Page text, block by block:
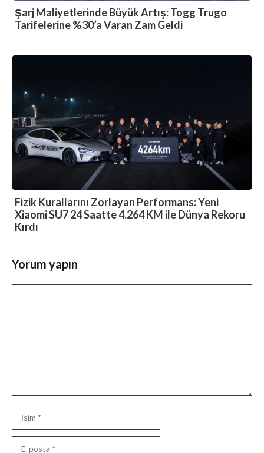
Şarj Maliyetlerinde Büyük Artış: Togg Trugo
Tarifelerine %30’a Varan Zam Geldi
Fizik Kurallarını Zorlayan Performans: Yeni
Xiaomi SU7 24 Saatte 4.264 KM ile Dünya Rekoru
Kırdı
Yorum yapın